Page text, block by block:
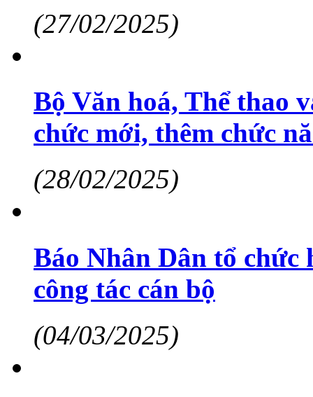
(27/02/2025)
Bộ Văn hoá, Thể thao
chức mới, thêm chức
(28/02/2025)
Báo Nhân Dân tổ chức
công tác cán bộ
(04/03/2025)